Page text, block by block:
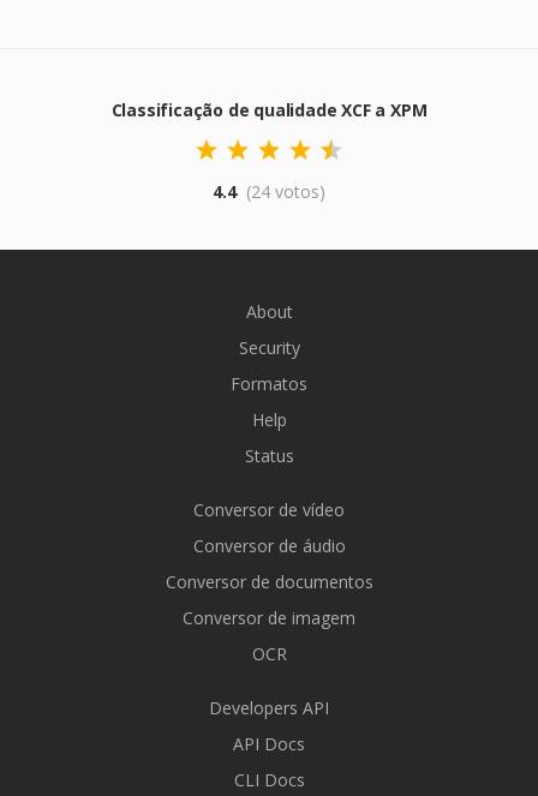
Classificação de qualidade XCF a XPM
4.4 (24 votos)
About
Security
Formatos
Help
Status
Conversor de vídeo
Conversor de áudio
Conversor de documentos
Conversor de imagem
OCR
Developers API
API Docs
CLI Docs